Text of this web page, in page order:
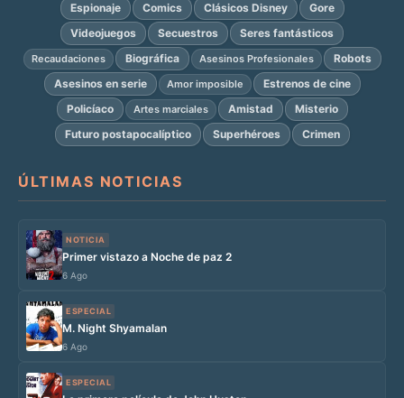
Espionaje
Comics Clásicos Disney
Gore
Videojuegos
Secuestros Seres fantásticos
Recaudaciones Biográfica Asesinos Profesionales
Robots
Asesinos en serie
Amor imposible
Estrenos de cine
Policíaco
Artes marciales Amistad
Misterio
Futuro postapocalíptico
Superhéroes Crimen
ÚLTIMAS NOTICIAS
NOTICIA
Primer vistazo a Noche de paz 2
6 Ago
ESPECIAL
M. Night Shyamalan
6 Ago
ESPECIAL